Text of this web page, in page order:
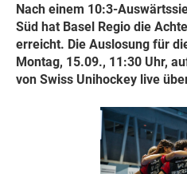
Nach einem 10:3-
Süd hat Basel Regio die
erreicht. Die Auslosung für
Montag, 15.09., 11:30 Uhr,
von Swiss Unihockey live